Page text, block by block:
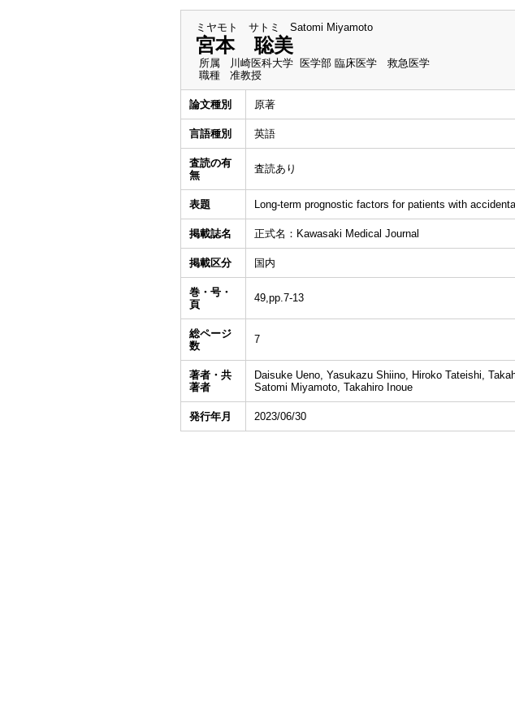
ミヤモト サトミ Satomi Miyamoto
宮本 聡美
所属
川崎医科大学 医学部 臨床医学 救急医学
職種
准教授
論文種別 原著
言語種別 英語
査読の有
無
査読あり
表題 Long-term prognostic factors for patients with
掲載誌名 正式名：Kawasaki Medical Journal
掲載区分 国内
巻・号・
頁
49,pp.7-13
総ページ
数
7
著者・共
著者
Daisuke Ueno, Yasukazu Shiino, Hiroko Tateishi,
Satomi Miyamoto, Takahiro Inoue
発行年月 2023/06/30